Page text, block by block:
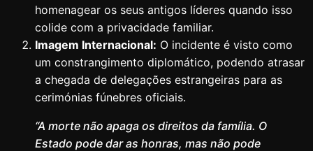
homenagear os seus antigos líderes quando isso
colide com a privacidade familiar.
Imagem Internacional: O incidente é visto como
um constrangimento diplomático, podendo atrasar
a chegada de delegações estrangeiras para as
cerimónias fúnebres oficiais.
“A morte não apaga os direitos da família. O
Estado pode dar as honras, mas não pode